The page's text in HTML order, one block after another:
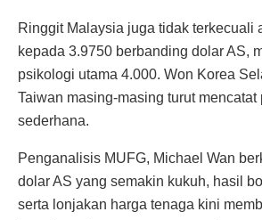
Ringgit Malaysia juga tidak terkecuali
kepada 3.9750 berbanding dolar AS,
psikologi utama 4.000. Won Korea
Taiwan masing-masing turut mencatat
sederhana.
Penganalisis MUFG, Michael Wan
dolar AS yang semakin kukuh, hasil
serta lonjakan harga tenaga kini